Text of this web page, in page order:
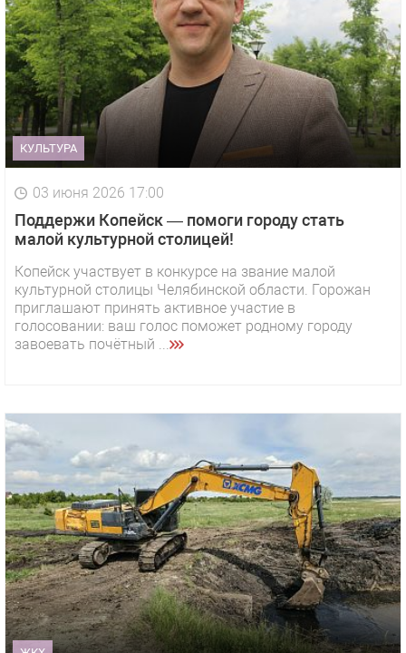
КУЛЬТУРА
03 июня 2026 17:00
Поддержи Копейск — помоги городу стать
малой культурной столицей!
Копейск участвует в конкурсе на звание малой
культурной столицы Челябинской области. Горожан
приглашают принять активное участие в
голосовании: ваш голос поможет родному городу
завоевать почётный ...